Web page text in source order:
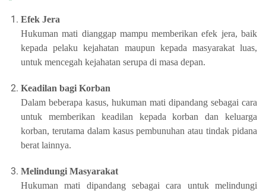
Efek Jera
Hukuman mati dianggap mampu memberikan efek jera, baik
kepada pelaku kejahatan maupun kepada masyarakat luas,
untuk mencegah kejahatan serupa di masa depan.
Keadilan bagi Korban
Dalam beberapa kasus, hukuman mati dipandang sebagai cara
untuk memberikan keadilan kepada korban dan keluarga
korban, terutama dalam kasus pembunuhan atau tindak pidana
berat lainnya.
Melindungi Masyarakat
Hukuman mati dipandang sebagai cara untuk melindungi